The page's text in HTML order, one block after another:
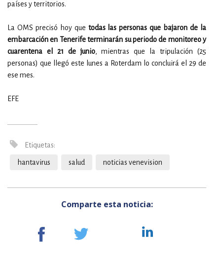
países y territorios.
La OMS precisó hoy que todas las personas que bajaron de la
embarcación en Tenerife terminarán su periodo de monitoreo y
cuarentena el 21 de junio, mientras que la tripulación (25
personas) que llegó este lunes a Roterdam lo concluirá el 29 de
ese mes.
EFE
Etiquetas:
hantavirus salud noticias venevision
Comparte esta noticia: